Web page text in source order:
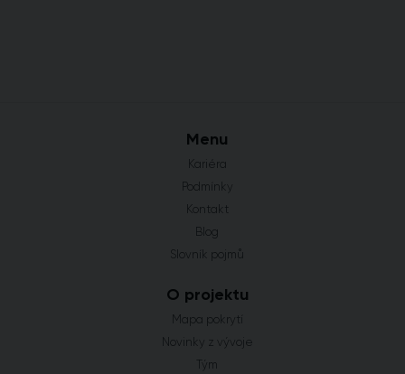
Menu
Kariéra
Podmínky
Kontakt
Blog
Slovník pojmů
O projektu
Mapa pokrytí
Novinky z vývoje
Tým